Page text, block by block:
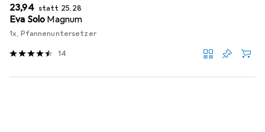
EUR
23,94 statt EUR
25,28
Eva Solo Magnum
1x, Pfannenuntersetzer
14